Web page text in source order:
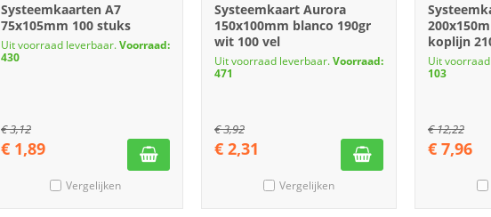
Systeemkaarten A7
75x105mm 100 stuks
Uit voorraad leverbaar.Voorraad:
430
€3,12
€ 1,89
Vergelijken
Systeemkaart Aurora
150x100mm blanco 190gr
wit 100 vel
Uit voorraad leverbaar.Voorraad:
471
€3,92
€ 2,31
Vergelijken
koplijn
Uit
103
€12,22
€ 7,96